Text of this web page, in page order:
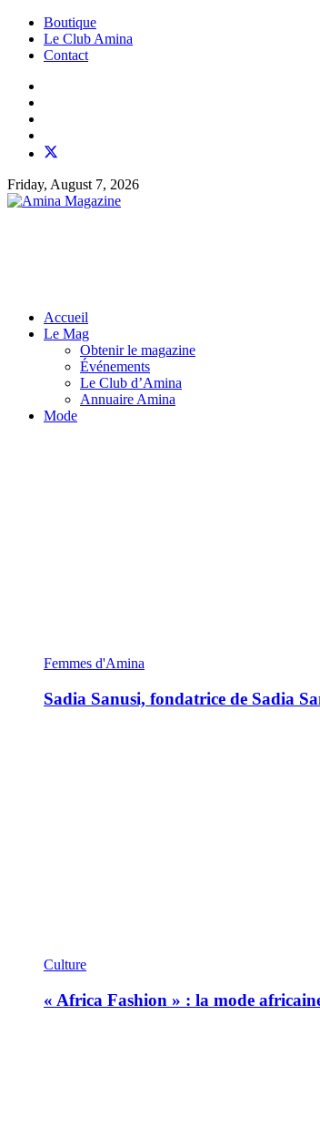
Boutique
Le Club Amina
Contact
Friday, August 7, 2026
Accueil
Le Mag
Obtenir le magazine
Événements
Le Club d’Amina
Annuaire Amina
Mode
Femmes d'Amina
Sadia Sanusi, fondatrice de Sadia
Culture
« Africa Fashion » : la mode